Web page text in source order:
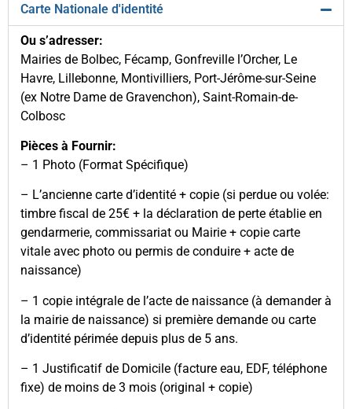
Carte Nationale d'identité
Ou s’adresser:
Mairies de Bolbec, Fécamp, Gonfreville l’Orcher, Le
Havre, Lillebonne, Montivilliers, Port-Jérôme-sur-Seine
(ex Notre Dame de Gravenchon), Saint-Romain-de-
Colbosc
Pièces à Fournir:
– 1 Photo (Format Spécifique)
– L’ancienne carte d’identité + copie (si perdue ou volée:
timbre fiscal de 25€ + la déclaration de perte établie en
gendarmerie, commissariat ou Mairie + copie carte
vitale avec photo ou permis de conduire + acte de
naissance)
– 1 copie intégrale de l’acte de naissance (à demander à
la mairie de naissance) si première demande ou carte
d’identité périmée depuis plus de 5 ans.
– 1 Justificatif de Domicile (facture eau, EDF, téléphone
fixe) de moins de 3 mois (original + copie)